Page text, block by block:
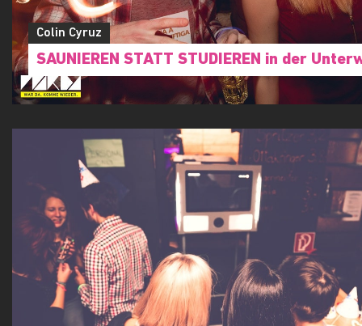
Colin Cyruz
SAUNIEREN STATT STUDIEREN in der